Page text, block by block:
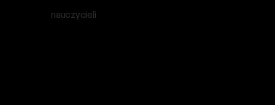
nauczycieli